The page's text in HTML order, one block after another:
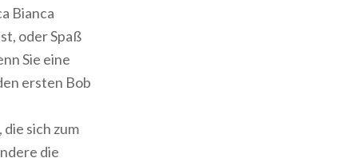
Bianca
oder Spaß
Sie eine
ersten Bob
sich zum
die